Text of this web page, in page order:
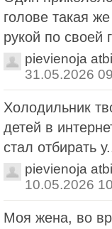
голове такая
рукой по своей
pievienoja
31.05.2026
Холодильник
детей в
стал отбирать
pievienoja
10.05.2026
Моя жена, во